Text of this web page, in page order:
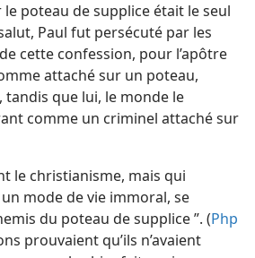
le poteau de supplice était le seul
Paul fut persécuté par les
cette confession, pour l’apôtre
attaché sur un poteau,
que lui, le monde le
comme un criminel attaché sur
le christianisme, mais qui
mode de vie immoral, se
du poteau de supplice ”. (Php
prouvaient qu’ils n’avaient